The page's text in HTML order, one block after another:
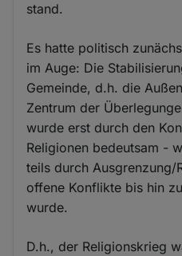
stand.
Es hatte politisch
im Auge: Die
Gemeinde, d.h. die
Zentrum der
wurde erst durch den
Religionen bedeutsam -
teils durch Ausgrenzung/
offene Konflikte bis hin
wurde.
D.h., der Religionskrieg